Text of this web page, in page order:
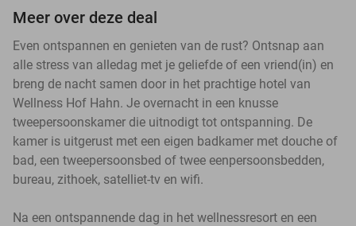
Meer over deze deal
Even ontspannen en genieten van de rust? Ontsnap aan
alle stress van alledag met je geliefde of een vriend(in) en
breng de nacht samen door in het prachtige hotel van
Wellness Hof Hahn. Je overnacht in een knusse
tweepersoonskamer die uitnodigt tot ontspanning. De
kamer is uitgerust met een eigen badkamer met douche of
bad, een tweepersoonsbed of twee eenpersoonsbedden,
bureau, zithoek, satelliet-tv en wifi.
Na een ontspannende dag in het wellnessresort en een